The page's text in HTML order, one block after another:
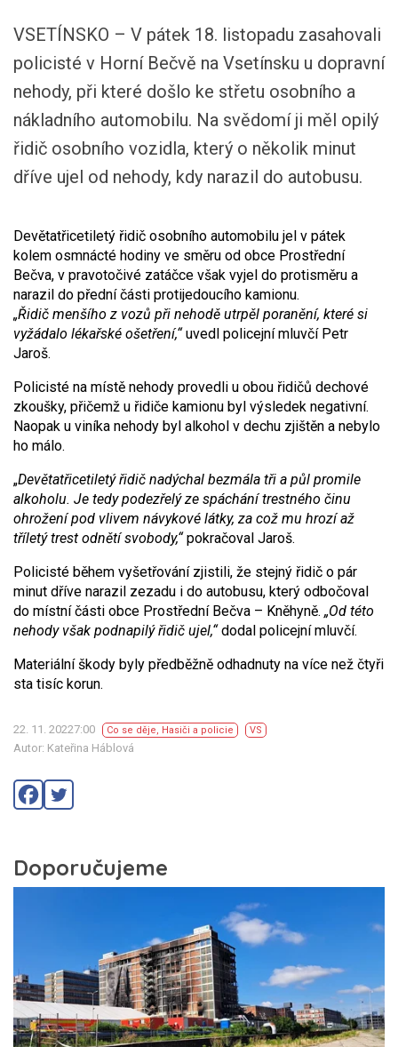
VSETÍNSKO – V pátek 18. listopadu zasahovali
policisté v Horní Bečvě na Vsetínsku u dopravní
nehody, při které došlo ke střetu osobního a
nákladního automobilu. Na svědomí ji měl opilý
řidič osobního vozidla, který o několik minut
dříve ujel od nehody, kdy narazil do autobusu.
Devětatřicetiletý řidič osobního automobilu jel v pátek
kolem osmnácté hodiny ve směru od obce Prostřední
Bečva, v pravotočivé zatáčce však vyjel do protisměru a
narazil do přední části protijedoucího kamionu.
„Řidič menšího z vozů při nehodě utrpěl poranění, které si
vyžádalo lékařské ošetření,“uvedl policejní mluvčí Petr
Jaroš.
Policisté na místě nehody provedli u obou řidičů dechové
zkoušky, přičemž u řidiče kamionu byl výsledek negativní.
Naopak u viníka nehody byl alkohol v dechu zjištěn a nebylo
ho málo.
„Devětatřicetiletý řidič nadýchal bezmála tři a půl promile
alkoholu. Je tedy podezřelý ze spáchání trestného činu
ohrožení pod vlivem návykové látky, za což mu hrozí až
tříletý trest odnětí svobody,“pokračoval Jaroš.
Policisté během vyšetřování zjistili, že stejný řidič o pár
minut dříve narazil zezadu i do autobusu, který odbočoval
do místní části obce Prostřední Bečva – Kněhyně. „Od této
nehody však podnapilý řidič ujel,“dodal policejní mluvčí.
Materiální škody byly předběžně odhadnuty na více než čtyři
sta tisíc korun.
22. 11. 20227:00 Co se děje, Hasiči a policie VS
Autor: Kateřina Háblová